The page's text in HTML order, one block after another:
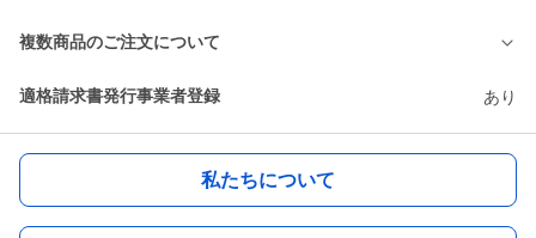
複数商品のご注文について
適格請求書発行事業者登録 あり
私たちについて